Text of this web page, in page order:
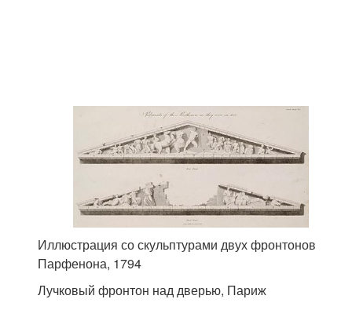
Иллюстрация со скульптурами двух фронтонов
Парфенона, 1794
Лучковый фронтон над дверью, Париж